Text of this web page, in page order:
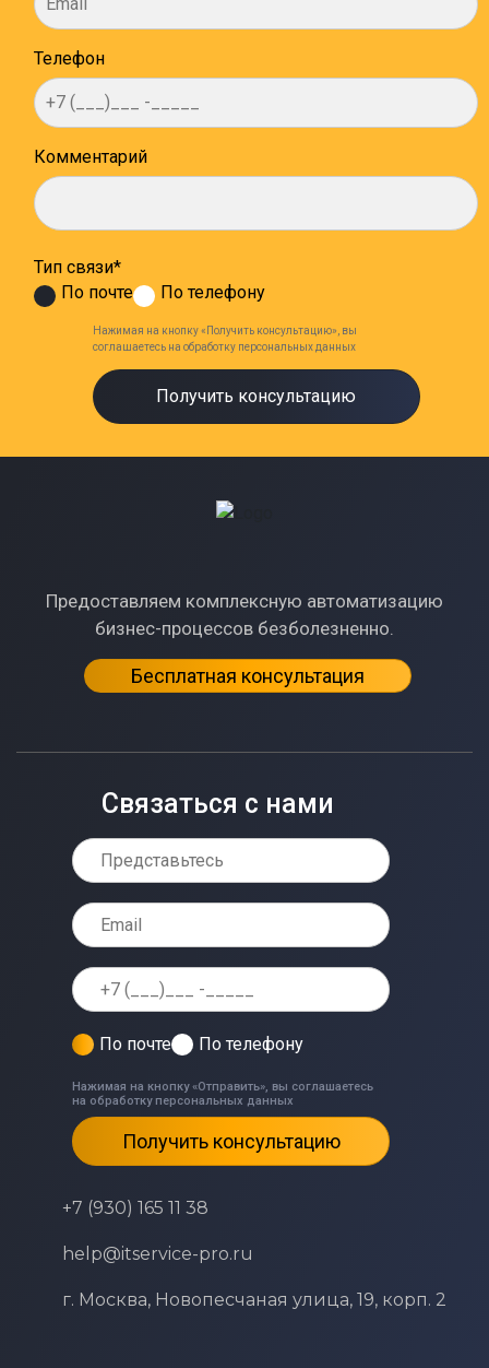
Телефон
Комментарий
Тип связи*
По почте
По телефону
Нажимая на кнопку «Получить консультацию», вы
соглашаетесь на обработку персональных данных
Получить консультацию
Предоставляем комплексную автоматизацию
бизнес-процессов безболезненно.
Бесплатная консультация
Связаться с нами
По почте По телефону
Нажимая на кнопку «Отправить», вы соглашаетесь
на обработку персональных данных
Получить консультацию
+7 (930) 165 11 38
help@itservice-pro.ru
г. Москва, Новопесчаная улица, 19, корп. 2